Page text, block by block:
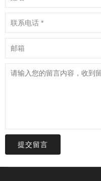
提交留言